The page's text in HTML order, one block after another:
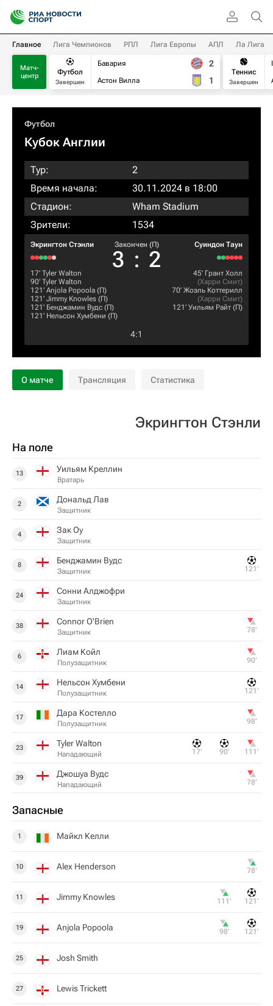
Главное Лига Чемпионов РПЛ Лига Европы АПЛ Ла Лига
Матч-
центр
Футбол
Завершен
Бавария
Астон Вилла
2
1
Теннис
Завершен
Футбол
Кубок Англии
Тур:
2
Время начала:
30.11.2024 в 18:00
Стадион:
Wham Stadium
Зрители:
1534
Экрингтон Стэнли Закончен (П)
3 : 2
Суиндон Таун
17‎’‎ Tyler Walton
90‎’‎ Tyler Walton
121‎’‎ Anjola Popoola (П)
121‎’‎ Jimmy Knowles (П)
121‎’‎ Бенджамин Вудс (П)
121‎’‎ Нельсон Хумбени (П)
45‎’‎ Грант Холл
(Харри Смит)
70‎’‎ Жоэль Коттерилл
(Харри Смит)
121‎’‎ Уильям Райт (П)
4:1
О матче Трансляция Статистика
Экрингтон Стэнли
На поле
13 Уильям Креллин
Вратарь
2 Дональд Лав
Защитник
4 Зак Оу
Защитник
8 Бенджамин Вудс
Защитник 121‎’‎
24 Сонни Алджофри
Защитник
38 Connor O'Brien
Защитник 78‎’‎
6 Лиам Койл
Полузащитник 90‎’‎
14 Нельсон Хумбени
Полузащитник 121‎’‎
17 Дара Костелло
Полузащитник 98‎’‎
23 Tyler Walton
Нападающий 17‎’‎ 90‎’‎ 111‎’‎
39 Джошуа Вудс
Нападающий 78‎’‎
Запасные
1 Майкл Келли
10 Alex Henderson 78‎’‎
11 Jimmy Knowles 111‎’‎ 121‎’‎
19 Anjola Popoola 98‎’‎ 121‎’‎
25 Josh Smith
27 Lewis Trickett